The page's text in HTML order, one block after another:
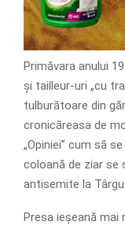
Primăvara anului
și tailleur-uri „cu
tulburătoare din
cronicăreasa de
„Opiniei” cum să
coloană de ziar se
antisemite la
Presa ieșeană mai